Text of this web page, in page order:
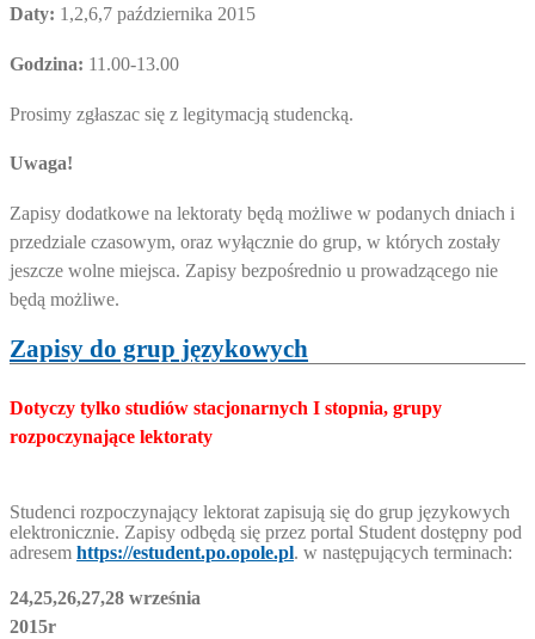
Daty: 1,2,6,7 października 2015
Godzina: 11.00-13.00
Prosimy zgłaszac się z legitymacją studencką.
Uwaga!
Zapisy dodatkowe na lektoraty będą możliwe w podanych dniach i
przedziale czasowym, oraz wyłącznie do grup, w których zostały
jeszcze wolne miejsca. Zapisy bezpośrednio u prowadzącego nie
będą możliwe.
Zapisy do grup językowych
Dotyczy tylko studiów stacjonarnych I stopnia, grupy
rozpoczynające lektoraty
Studenci rozpoczynający lektorat zapisują się do grup językowych
elektronicznie. Zapisy odbędą się przez portal Student dostępny pod
adresem https://estudent.po.opole.pl. w następujących terminach:
24,25,26,27,28 września
2015r